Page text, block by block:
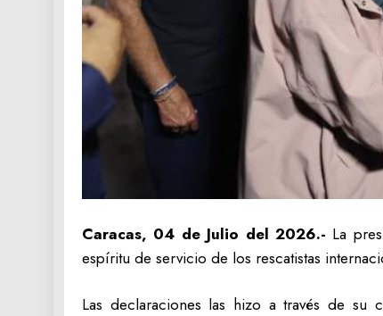
Caracas, 04 de Julio del 2026.- La
espíritu de servicio de los rescatistas
Las declaraciones las hizo a través de su